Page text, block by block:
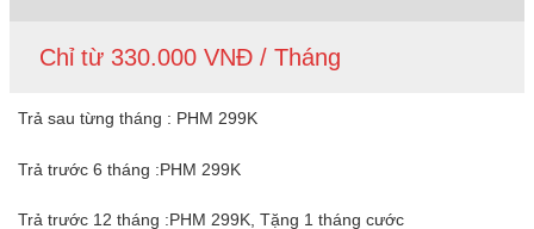
Chỉ từ 330.000 VNĐ / Tháng
Trả sau từng tháng : PHM 299K
Trả trước 6 tháng :PHM 299K
Trả trước 12 tháng :PHM 299K, Tặng 1 tháng cước